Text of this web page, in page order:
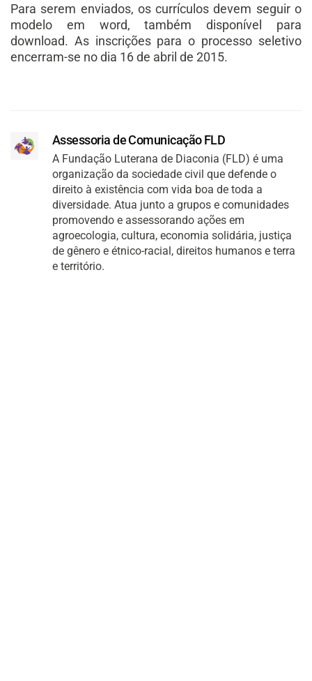
Para serem enviados, os currículos devem seguir o
modelo em word, também disponível para
download. As inscrições para o processo seletivo
encerram-se no dia 16 de abril de 2015.
Assessoria de Comunicação FLD
A Fundação Luterana de Diaconia (FLD) é uma
organização da sociedade civil que defende o
direito à existência com vida boa de toda a
diversidade. Atua junto a grupos e comunidades
promovendo e assessorando ações em
agroecologia, cultura, economia solidária, justiça
de gênero e étnico-racial, direitos humanos e terra
e território.